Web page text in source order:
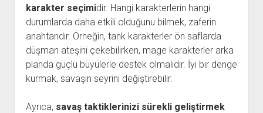
karakter seçimidir. Hangi karakterlerin hangi
durumlarda daha etkili olduğunu bilmek, zaferin
anahtarıdır. Örneğin, tank karakterler ön saflarda
düşman ateşini çekebilirken, mage karakterler arka
planda güçlü büyülerle destek olmalıdır. İyi bir denge
kurmak, savaşın seyrini değiştirebilir.
Ayrıca, savaş taktiklerinizi sürekli geliştirmek